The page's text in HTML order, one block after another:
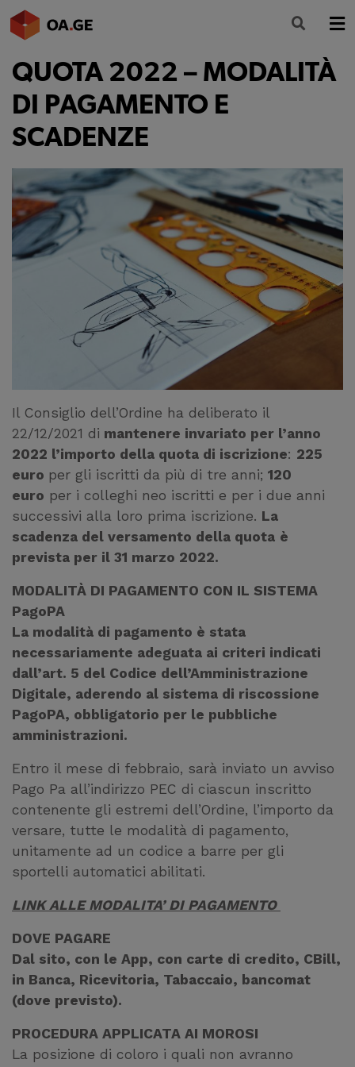
L’ORDINE
AMMINISTRAZIONE TRASPARENTE
ALBO
SEGRETERIA
SERVIZI
FORMAZIONE
QUOTA 2022 – MODALITÀ
DI PAGAMENTO E
SCADENZE
Il Consiglio dell’Ordine ha deliberato il
22/12/2021 di mantenere invariato per l’anno
2022 l’importo della quota di iscrizione: 225
euro per gli iscritti da più di tre anni; 120
euro per i colleghi neo iscritti e per i due anni
successivi alla loro prima iscrizione. La
scadenza del versamento della quota è
prevista per il 31 marzo 2022.
MODALITÀ DI PAGAMENTO CON IL SISTEMA
PagoPA
La modalità di pagamento è stata
necessariamente adeguata ai criteri indicati
dall’art. 5 del Codice dell’Amministrazione
Digitale, aderendo al sistema di riscossione
PagoPA, obbligatorio per le pubbliche
amministrazioni.
Entro il mese di febbraio, sarà inviato un avviso
Pago Pa all’indirizzo PEC di ciascun inscritto
contenente gli estremi dell’Ordine, l’importo da
versare, tutte le modalità di pagamento,
unitamente ad un codice a barre per gli
sportelli automatici abilitati.
LINK ALLE MODALITA’ DI PAGAMENTO
DOVE PAGARE
Dal sito, con le App, con carte di credito, CBill,
in Banca, Ricevitoria, Tabaccaio, bancomat
(dove previsto).
PROCEDURA APPLICATA AI MOROSI
La posizione di coloro i quali non avranno